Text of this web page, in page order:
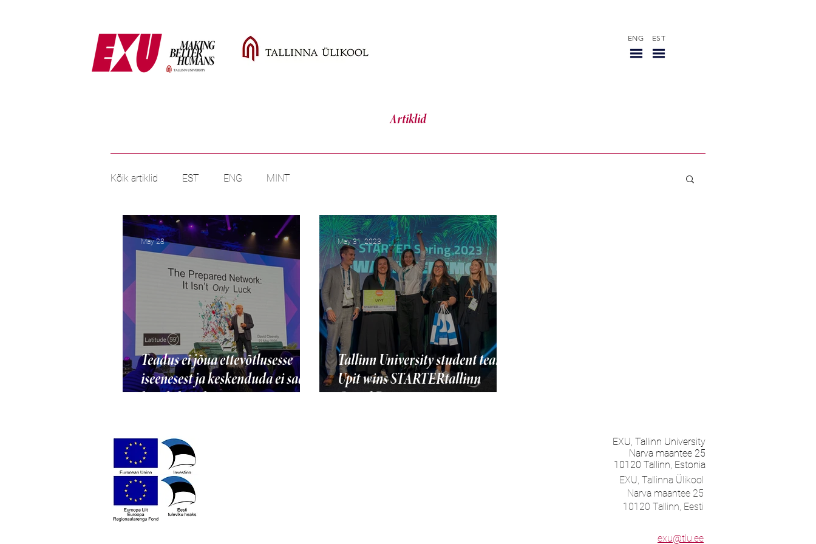
ENG EST
Artiklid
Kõik artiklid EST ENG MINT
Teadus ei jõua ettevõtlusesse
iseenesest ja keskenduda ei saa
May 28
Tallinn University student team
Upit wins STARTERtallinn
May 31, 2023
EXU, Tallinn University
Narva maantee 25
10120 Tallinn, Estonia
EXU, Tallinna Ülikool
Narva maantee 25
10120 Tallinn, Eesti
exu@tlu.ee